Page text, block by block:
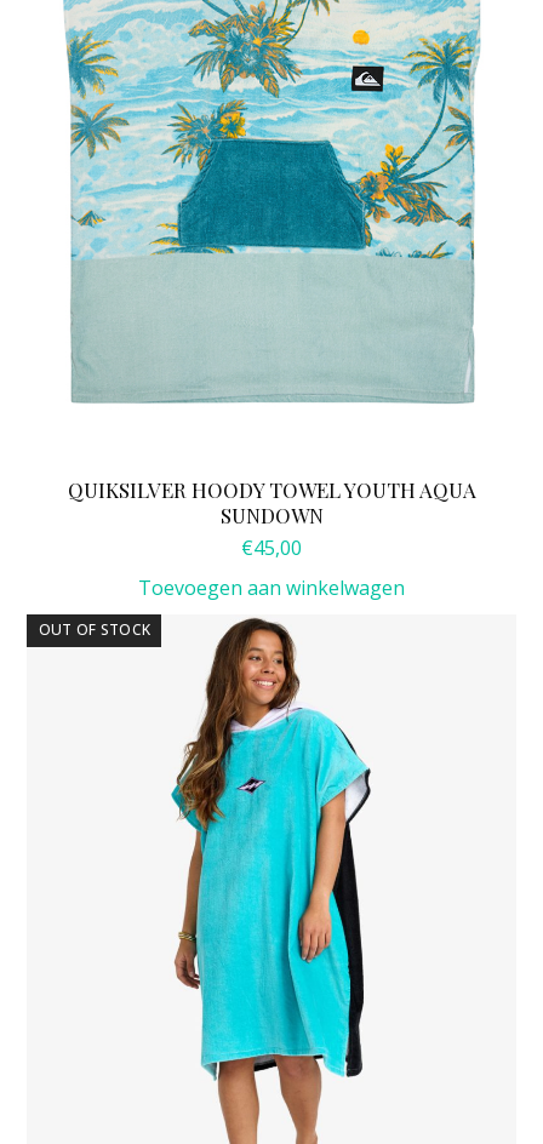
QUIKSILVER HOODY TOWEL YOUTH AQUA
SUNDOWN
€45,00
Toevoegen aan winkelwagen
OUT OF STOCK